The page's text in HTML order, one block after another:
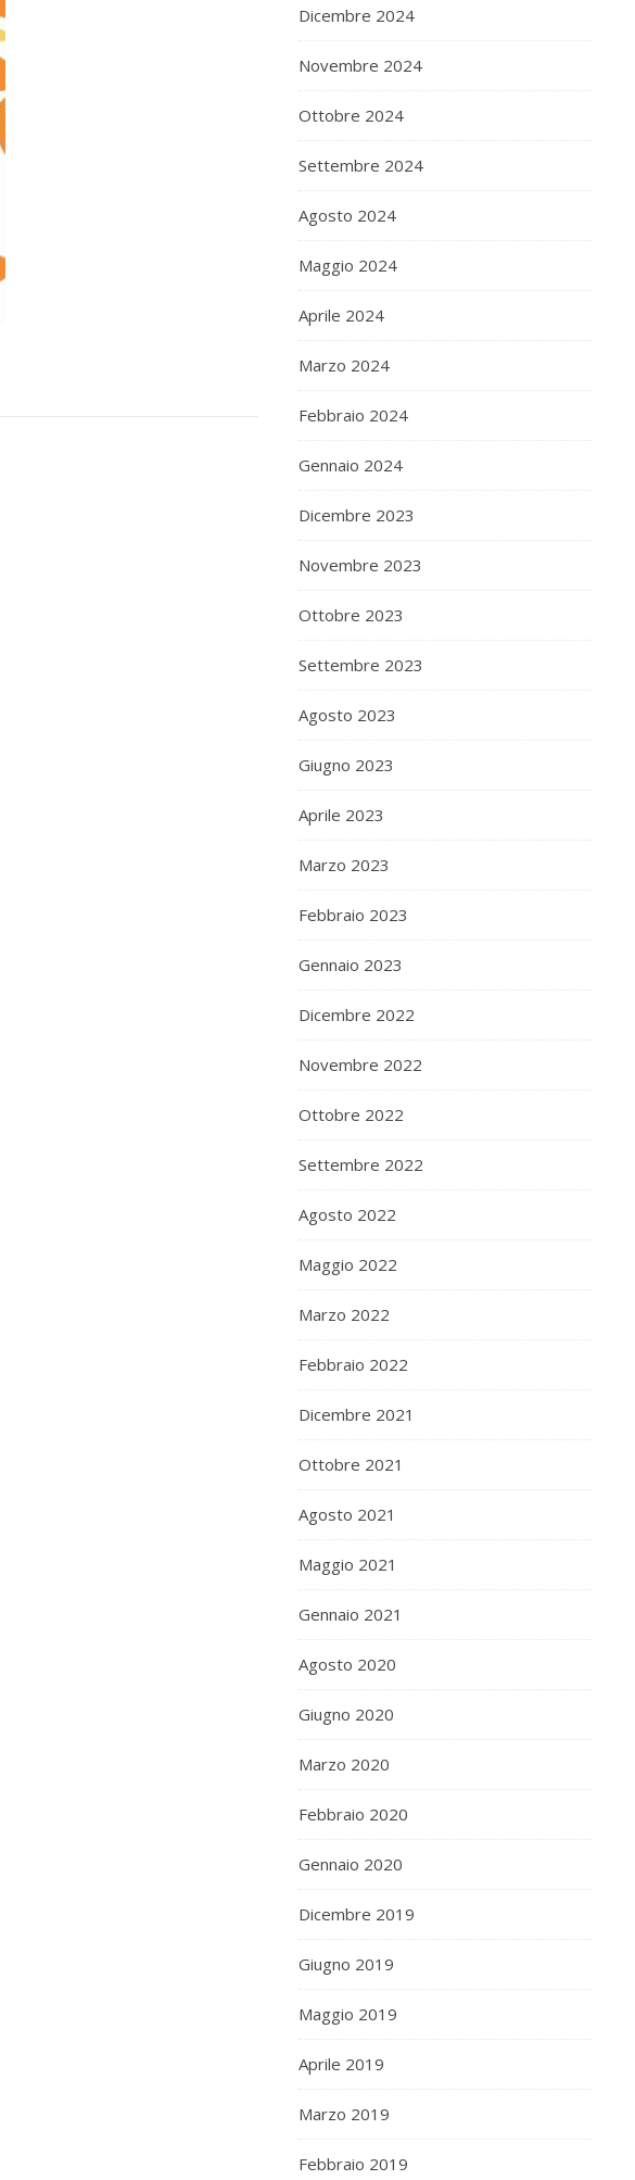
Dicembre 2024
Novembre 2024
Ottobre 2024
Settembre 2024
Agosto 2024
Maggio 2024
Aprile 2024
Marzo 2024
Febbraio 2024
Gennaio 2024
Dicembre 2023
Novembre 2023
Ottobre 2023
Settembre 2023
Agosto 2023
Giugno 2023
Aprile 2023
Marzo 2023
Febbraio 2023
Gennaio 2023
Dicembre 2022
Novembre 2022
Ottobre 2022
Settembre 2022
Agosto 2022
Maggio 2022
Marzo 2022
Febbraio 2022
Dicembre 2021
Ottobre 2021
Agosto 2021
Maggio 2021
Gennaio 2021
Agosto 2020
Giugno 2020
Marzo 2020
Febbraio 2020
Gennaio 2020
Dicembre 2019
Giugno 2019
Maggio 2019
Aprile 2019
Marzo 2019
Febbraio 2019